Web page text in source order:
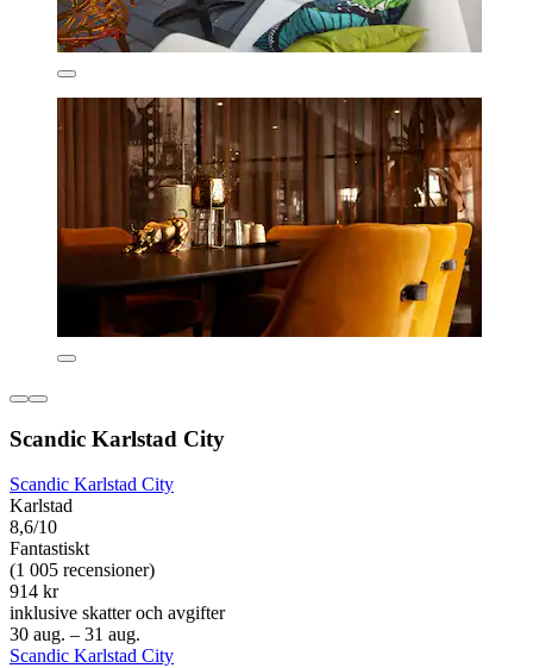
Scandic Karlstad City
Scandic Karlstad City
Karlstad
8,6/10
Fantastiskt
(1 005 recensioner)
914 kr
inklusive skatter och avgifter
30 aug. – 31 aug.
Scandic Karlstad City